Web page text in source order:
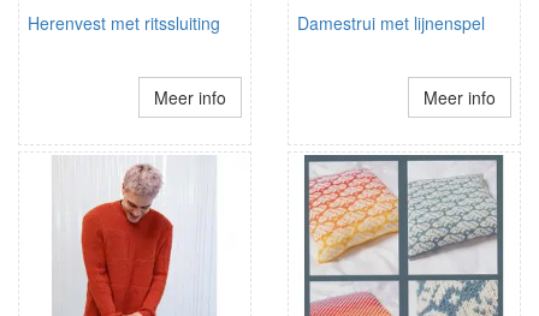
Herenvest met ritssluiting
Meer info
Damestrui met lijnenspel
Meer info